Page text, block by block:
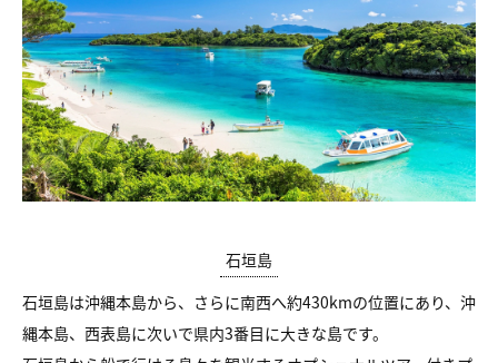
石垣島
石垣島は沖縄本島から、さらに南西へ約430kmの位置にあり、沖
縄本島、西表島に次いで県内3番目に大きな島です。